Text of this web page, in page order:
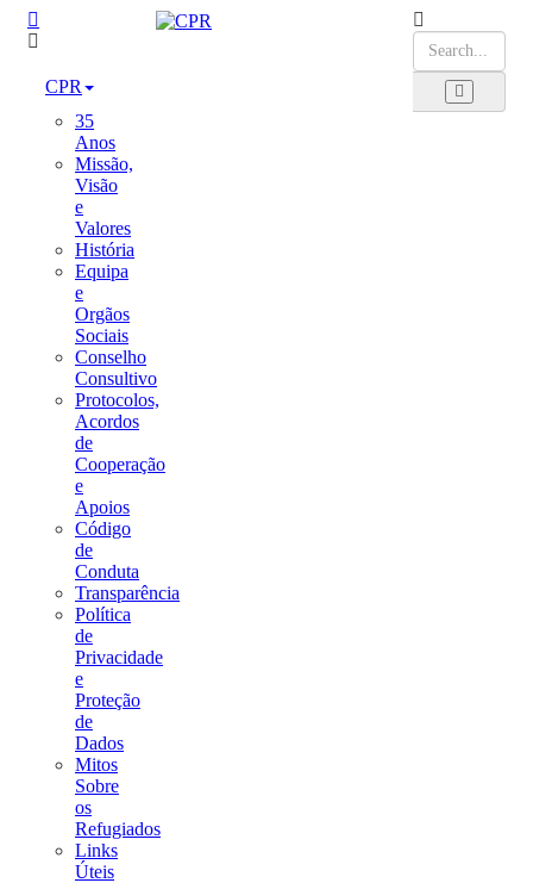
CPR
35
Anos
Missão,
Visão
e
Valores
História
Equipa
e
Orgãos
Sociais
Conselho
Consultivo
Protocolos,
Acordos
de
Cooperação
e
Apoios
Código
de
Conduta
Transparência
Política
de
Privacidade
e
Proteção
de
Dados
Mitos
Sobre
os
Refugiados
Links
Úteis